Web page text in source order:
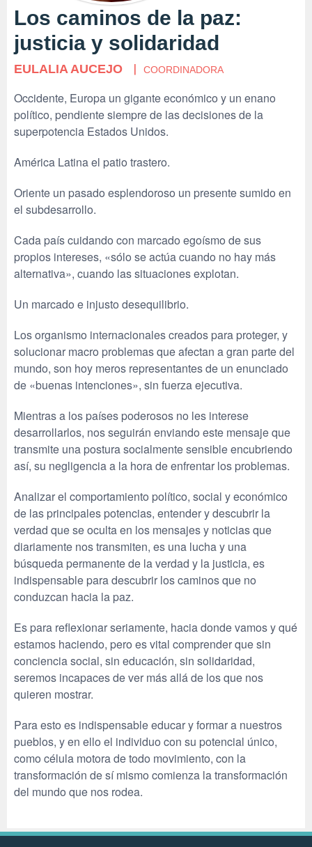
Los caminos de la paz:
justicia y solidaridad
EULALIA AUCEJO COORDINADORA
Occidente, Europa un gigante económico y un enano
político, pendiente siempre de las decisiones de la
superpotencia Estados Unidos.
América Latina el patio trastero.
Oriente un pasado esplendoroso un presente sumido en
el subdesarrollo.
Cada país cuidando con marcado egoísmo de sus
propios intereses, «sólo se actúa cuando no hay más
alternativa», cuando las situaciones explotan.
Un marcado e injusto desequilibrio.
Los organismo internacionales creados para proteger, y
solucionar macro problemas que afectan a gran parte del
mundo, son hoy meros representantes de un enunciado
de «buenas intenciones», sin fuerza ejecutiva.
Mientras a los países poderosos no les interese
desarrollarlos, nos seguirán enviando este mensaje que
transmite una postura socialmente sensible encubriendo
así, su negligencia a la hora de enfrentar los problemas.
Analizar el comportamiento político, social y económico
de las principales potencias, entender y descubrir la
verdad que se oculta en los mensajes y noticias que
diariamente nos transmiten, es una lucha y una
búsqueda permanente de la verdad y la justicia, es
indispensable para descubrir los caminos que no
conduzcan hacia la paz.
Es para reflexionar seriamente, hacia donde vamos y qué
estamos haciendo, pero es vital comprender que sin
conciencia social, sin educación, sin solidaridad,
seremos incapaces de ver más allá de los que nos
quieren mostrar.
Para esto es indispensable educar y formar a nuestros
pueblos, y en ello el individuo con su potencial único,
como célula motora de todo movimiento, con la
transformación de sí mismo comienza la transformación
del mundo que nos rodea.